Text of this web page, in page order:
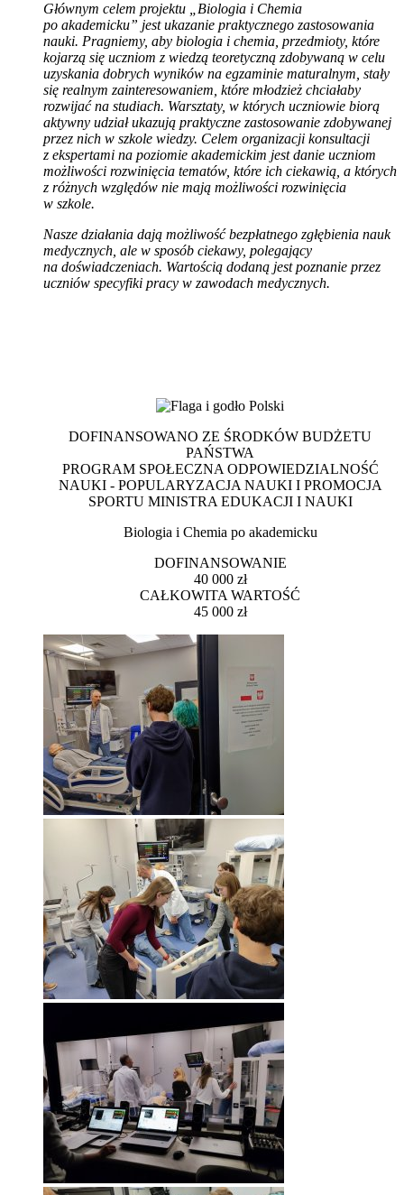
Głównym celem projektu „Biologia i Chemia
po akademicku” jest ukazanie praktycznego zastosowania
nauki. Pragniemy, aby biologia i chemia, przedmioty, które
kojarzą się uczniom z wiedzą teoretyczną zdobywaną w celu
uzyskania dobrych wyników na egzaminie maturalnym, stały
się realnym zainteresowaniem, które młodzież chciałaby
rozwijać na studiach. Warsztaty, w których uczniowie biorą
aktywny udział ukazują praktyczne zastosowanie zdobywanej
przez nich w szkole wiedzy. Celem organizacji konsultacji
z ekspertami na poziomie akademickim jest danie uczniom
możliwości rozwinięcia tematów, które ich ciekawią, a których
z różnych względów nie mają możliwości rozwinięcia
w szkole.
Nasze działania dają możliwość bezpłatnego zgłębienia nauk
medycznych, ale w sposób ciekawy, polegający
na doświadczeniach. Wartością dodaną jest poznanie przez
uczniów specyfiki pracy w zawodach medycznych.
DOFINANSOWANO ZE ŚRODKÓW BUDŻETU
PAŃSTWA
PROGRAM SPOŁECZNA ODPOWIEDZIALNOŚĆ
NAUKI - POPULARYZACJA NAUKI I PROMOCJA
SPORTU MINISTRA EDUKACJI I NAUKI
Biologia i Chemia po akademicku
DOFINANSOWANIE
40 000 zł
CAŁKOWITA WARTOŚĆ
45 000 zł